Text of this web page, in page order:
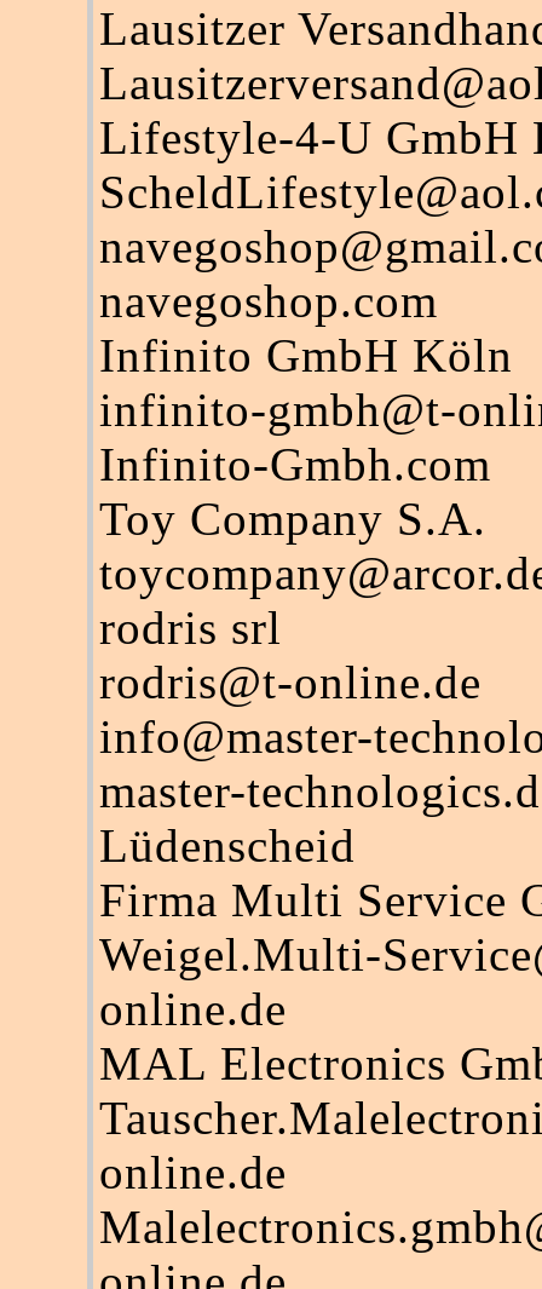
Lausitzer
Lifestyle-4-U GmbH
navegoshop.com
Infinito GmbH Köln
infinito-gmbh@t-
Infinito-Gmbh.com
Toy Company S.A.
rodris srl
rodris@t-online.de
info@master-
master-
Lüdenscheid
Firma Multi Service
Weigel.Multi-
online.de
MAL Electronics
online.de